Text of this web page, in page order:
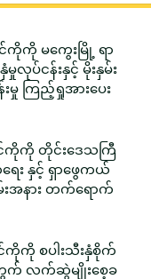
ကိုကို မကွေးမြို့ ရာ
မှုလုပ်ငန်းနှင့် မိုးနှမ်း
ကြည့်ရှုအားပေး
င်ကိုကို တိုင်းဒေသကြီ
ရေး နှင့် ရှာဖွေကယ်
းအနား တက်ရောက်
ကိုကို စပါးသီးနှံစိုက်
က် လက်ဆွဲမျိုးစေ့ခ